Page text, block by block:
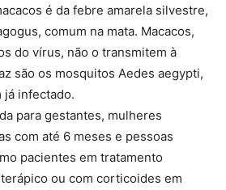
é da febre amarela silvestre,
comum na mata. Macacos,
do vírus, não o transmitem à
são os mosquitos Aedes aegypti,
já infectado.
para gestantes, mulheres
com até 6 meses e pessoas
pacientes em tratamento
ou com corticoides em